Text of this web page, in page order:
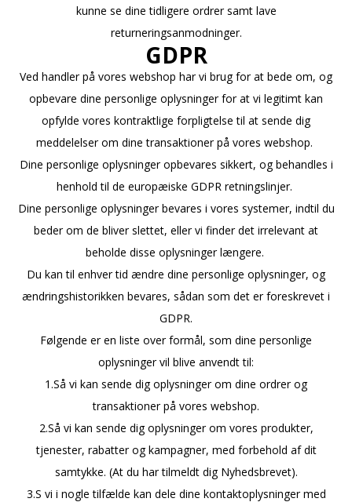
kunne se dine tidligere ordrer samt lave
returneringsanmodninger.
GDPR
Ved handler på vores webshop har vi brug for at bede om, og
opbevare dine personlige oplysninger for at vi legitimt kan
opfylde vores kontraktlige forpligtelse til at sende dig
meddelelser om dine transaktioner på vores webshop.
Dine personlige oplysninger opbevares sikkert, og behandles i
henhold til de europæiske GDPR retningslinjer.
Dine personlige oplysninger bevares i vores systemer, indtil du
beder om de bliver slettet, eller vi finder det irrelevant at
beholde disse oplysninger længere.
Du kan til enhver tid ændre dine personlige oplysninger, og
ændringshistorikken bevares, sådan som det er foreskrevet i
GDPR.
Følgende er en liste over formål, som dine personlige
oplysninger vil blive anvendt til:
1.Så vi kan sende dig oplysninger om dine ordrer og
transaktioner på vores webshop.
2.Så vi kan sende dig oplysninger om vores produkter,
tjenester, rabatter og kampagner, med forbehold af dit
samtykke. (At du har tilmeldt dig Nyhedsbrevet).
3.S vi i nogle tilfælde kan dele dine kontaktoplysninger med